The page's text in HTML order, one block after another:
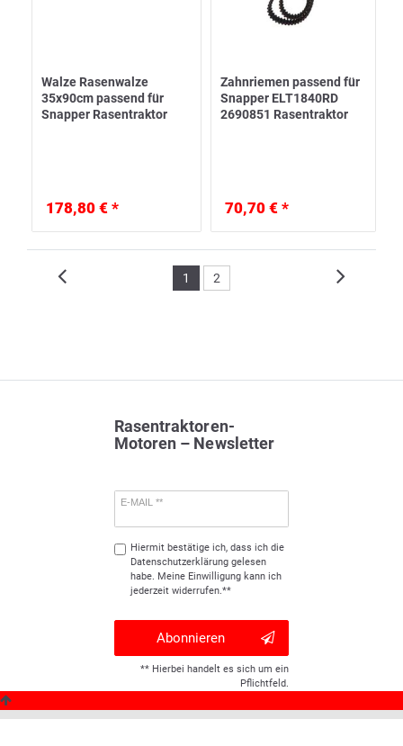
Walze Rasenwalze
35x90cm passend für
Snapper Rasentraktor
178,80 € *
Zahnriemen passend für
Snapper ELT1840RD
2690851 Rasentraktor
70,70 € *
1 2
Rasentraktoren-
Motoren – Newsletter
E-MAIL **
Hiermit bestätige ich, dass ich die
Daten­schutz­erklärunggelesen
habe. Meine Einwilligung kann ich
jederzeit widerrufen.**
Abonnieren
** Hierbei handelt es sich um ein
Pflichtfeld.